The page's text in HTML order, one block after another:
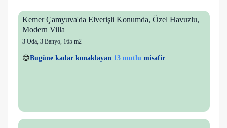
Kemer Çamyuva'da Elverişli Konumda, Özel Havuzlu,
Modern Villa
3 Oda, 3 Banyo, 165 m2
👀Son 1 saatte40 kişigörüntüledi